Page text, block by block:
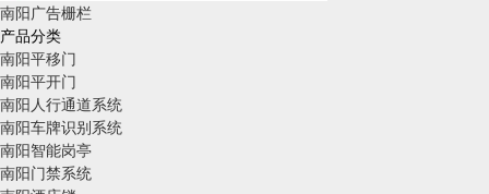
南阳广告栅栏
产品分类
南阳平移门
南阳平开门
南阳人行通道系统
南阳车牌识别系统
南阳智能岗亭
南阳门禁系统